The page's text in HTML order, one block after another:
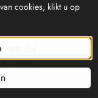
-2026
cookies, klikt u op